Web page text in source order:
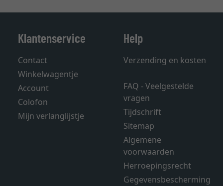
Klantenservice
Contact
Winkelwagentje
Account
Colofon
Mijn verlanglijstje
Help
Verzending en kosten
FAQ - Veelgestelde
vragen
Tijdschrift
Sitemap
Algemene
voorwaarden
Herroepingsrecht
Gegevensbescherming